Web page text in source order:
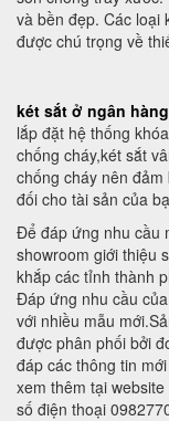
và bền đẹp. Các loại
được chú trọng về
két sắt ở ngân hàng
lắp đặt hệ thống
chống cháy,két sắt
chống cháy nên
đối cho tài sản của
Để đáp ứng nhu cầu
showroom giới thiệu
khắp các tỉnh thành
Đáp ứng nhu cầu
với nhiều mẫu
được phân phối bởi
đáp các thông tin
xem thêm tại website
số điện thoại